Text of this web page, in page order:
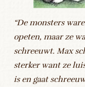
“De monsters
opeten, maar ze
schreeuwt. Max
sterker want ze
is en gaat